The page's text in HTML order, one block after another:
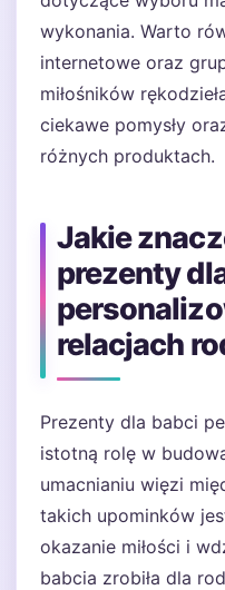
wykonania. Warto
internetowe oraz
miłośników
ciekawe pomysły
różnych produktach.
Jakie
prezenty
relacjach
Prezenty dla babci
istotną rolę w
umacnianiu więzi
takich upominków
okazanie miłości i
babcia zrobiła dla